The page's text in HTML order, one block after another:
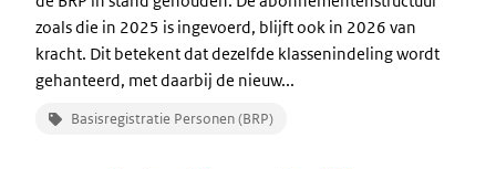
zoals die in 2025 is ingevoerd, blijft ook in 2026 van
kracht. Dit betekent dat dezelfde klassenindeling wordt
gehanteerd, met daarbij de nieuw...
Basisregistratie Personen (BRP)